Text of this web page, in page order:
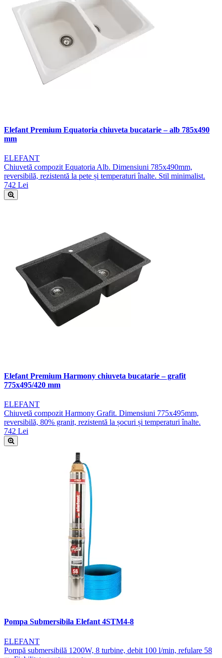
Elefant Premium Equatoria chiuveta bucatarie – alb 785x490
mm
ELEFANT
Chiuvetă compozit Equatoria Alb. Dimensiuni 785x490mm,
reversibilă, rezistentă la pete și temperaturi înalte. Stil minimalist.
742 Lei
Elefant Premium Harmony chiuveta bucatarie – grafit
775x495/420 mm
ELEFANT
Chiuvetă compozit Harmony Grafit. Dimensiuni 775x495mm,
reversibilă, 80% granit, rezistentă la șocuri și temperaturi înalte.
742 Lei
Pompa Submersibila Elefant 4STM4-8
ELEFANT
Pompă submersibilă 1200W, 8 turbine, debit 100 l/min, refulare 58